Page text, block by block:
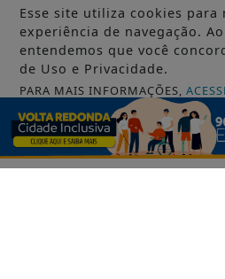
BRASÍLIA
MEIO AMBIENTE
GOVERNO FEDERAL EXECUTIVO
GOVERNO DO ESTADO DO RIO
Esse site utiliza cookies para
experiência de navegação.
entendemos que você
de Uso e Privacidade.
PARA MAIS INFORMAÇÕES,
CLICANDO AQUI